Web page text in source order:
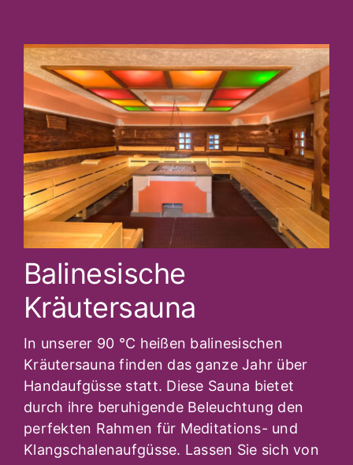
Balinesische
Kräutersauna
In unserer 90 °C heißen balinesischen
Kräutersauna finden das ganze Jahr über
Handaufgüsse statt. Diese Sauna bietet
durch ihre beruhigende Beleuchtung den
perfekten Rahmen für Meditations- und
Klangschalenaufgüsse. Lassen Sie sich von